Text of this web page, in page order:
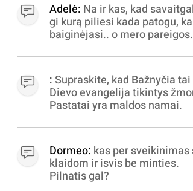
Adelė: Na ir kas, kad
gi kurą piliesi kada patogu,
baiginėjasi.. o mero pareigos
apibrėžiamos.. nežinau,
bereikalingas oro virpinimas,
ieškokit kur milijonus vagia
dujininkai, elektros aferistai,
stadionų statytojai Vilnuje
:Supraskite, kad Bažnyčia tai
Dievo evangelija tikintys
Pastatai yra maldos namai.
Dormeo: kas per sveikinimas
klaidom ir isvis be minties.
Pilnatis gal?